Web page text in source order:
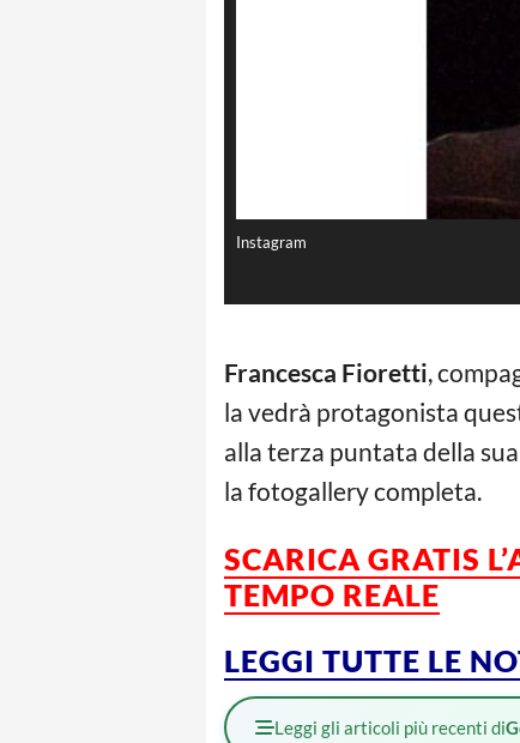
Instagram
Francesca Fioretti,
la vedrà protagonista
alla terza puntata della
la fotogallery completa.
SCARICA GRATIS
TEMPO REALE
LEGGI TUTTE LE
Leggi gli articoli più recenti di